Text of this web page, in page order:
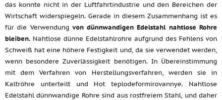
das konnte nicht in der Luftfahrtindustrie und den Bereichen der
Wirtschaft widerspiegeln. Gerade in diesem Zusammenhang ist es
für die Verwendung von dünnwandigen Edelstahl nahtlose Rohre
bleiben. Nahtlose dünne Edelstahlrohre aufgrund des Fehlens von
Schweiß hat eine höhere Festigkeit und, da sie verwendet werden,
wenn besondere Zuverlässigkeit benötigen. In Übereinstimmung
mit dem Verfahren von Herstellungsverfahren, werden sie in
Kaltröhre unterteilt und Hot teplodeformirovannye. Nahtlose
Edelstahl dünnwandige Rohre sind aus rostfreiem Stahl, und daher